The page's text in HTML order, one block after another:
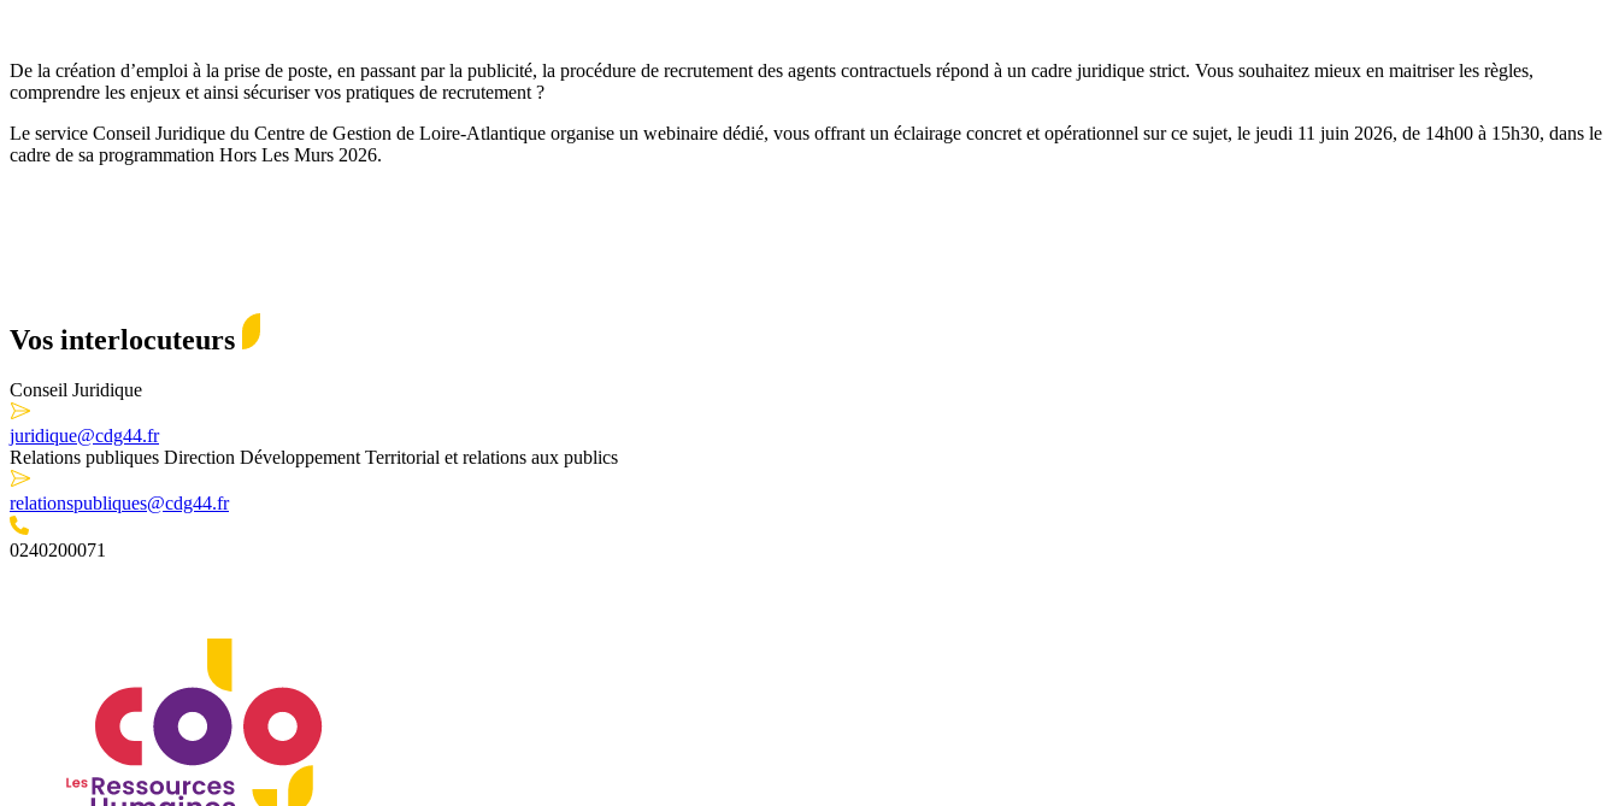
De la création d’emploi à la prise de poste, en passant par la publicité, la procédure de recrutement des agents contractuels répond à un cadre juridique strict. Vous souhaitez mieux en maitriser les règles,
comprendre les enjeux et ainsi sécuriser vos pratiques de recrutement ?
Le service Conseil Juridique du Centre de Gestion de Loire-Atlantique organise un webinaire dédié, vous offrant un éclairage concret et opérationnel sur ce sujet, le jeudi 11 juin 2026, de 14h00 à 15h30, dans le
cadre de sa programmation Hors Les Murs 2026.
Vos interlocuteurs
Conseil Juridique
juridique@cdg44.fr
Relations publiques Direction Développement Territorial et relations aux publics
relationspubliques@cdg44.fr
0240200071